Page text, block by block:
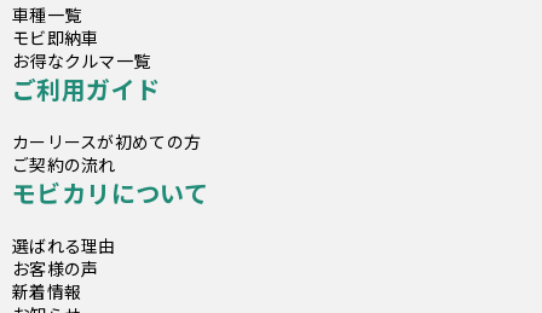
車種一覧
モビ即納車
お得なクルマ一覧
ご利用ガイド
カーリースが初めての方
ご契約の流れ
モビカリについて
選ばれる理由
お客様の声
新着情報